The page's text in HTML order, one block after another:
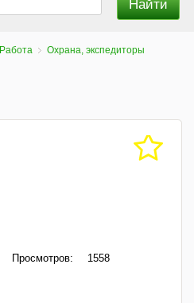
Работа Охрана, экспедиторы
Просмотров: 1558